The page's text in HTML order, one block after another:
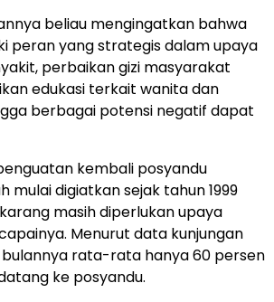
beliau mengingatkan bahwa
peran yang strategis dalam upaya
perbaikan gizi masyarakat
edukasi terkait wanita dan
berbagai potensi negatif dapat
kembali posyandu
mulai digiatkan sejak tahun 1999
masih diperlukan upaya
Menurut data kunjungan
bulannya rata-rata hanya 60 persen
ke posyandu.